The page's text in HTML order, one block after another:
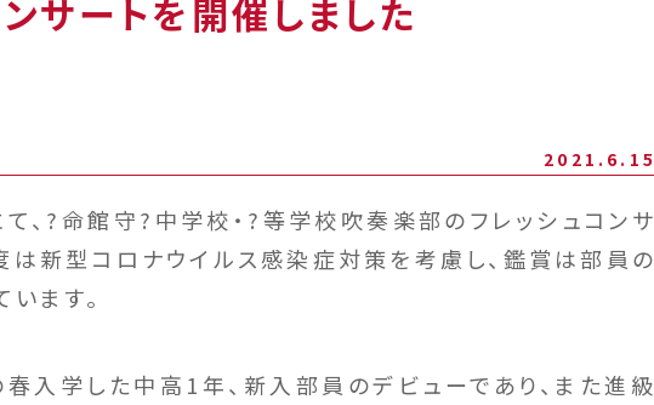
サートを開催しました
2021.6.15
、?命館守?中学校・?等学校吹奏楽部のフレッシュコンサ
は新型コロナウイルス感染症対策を考慮し、鑑賞は部員の
ます。
入学した中高1年、新入部員のデビューであり、また進級